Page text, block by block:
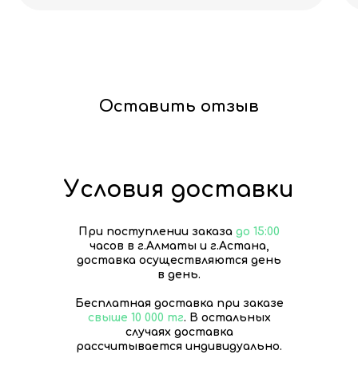
Оставить отзыв
При поступлении заказа до 15:00
часов в г.Алматы и г.Астана,
доставка осуществляются день
в день.
Бесплатная доставка при заказе
свыше 10 000 тг. В остальных
случаях доставка
рассчитывается индивидуально.
Условия доставки